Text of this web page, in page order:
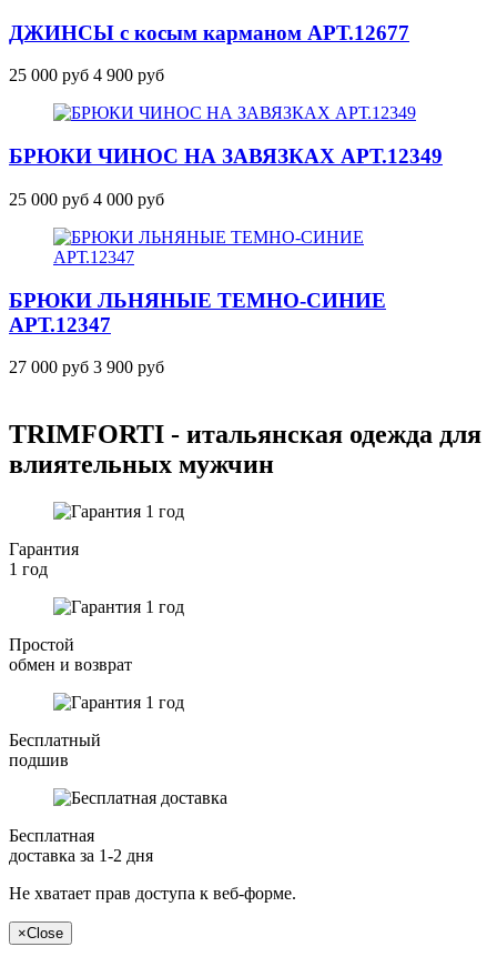
ДЖИНСЫ с косым карманом АРТ.12677
25 000 руб 4 900 руб
БРЮКИ ЧИНОС НА ЗАВЯЗКАХ АРТ.12349
25 000 руб 4 000 руб
БРЮКИ ЛЬНЯНЫЕ ТЕМНО-СИНИЕ
АРТ.12347
27 000 руб 3 900 руб
TRIMFORTI - итальянская одежда для
влиятельных мужчин
Гарантия
1 год
Простой
обмен и возврат
Бесплатный
подшив
Бесплатная
доставка за 1-2 дня
Не хватает прав доступа к веб-форме.
×Close